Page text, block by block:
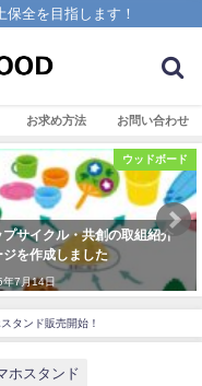
全を目指します！
お求め方法 お問い合わせ
ウッドボード
プサイクル・共創の取組紹介
ジを作成しました
7月14日
タンド販売開始！
ホスタンド